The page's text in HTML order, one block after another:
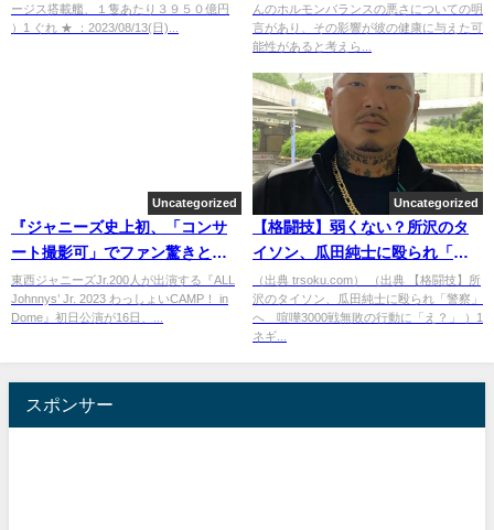
★]
ージス搭載艦、１隻あたり３９５０億円
）1 ぐれ ★ ：2023/08/13(日)...
んのホルモンバランスの悪さについての明
言があり、その影響が彼の健康に与えた可
能性があると考えら...
Uncategorized
『ジャニーズ史上初、「コンサ
ート撮影可」でファン驚きと歓
喜』
東西ジャニーズJr.200人が出演する『ALL
Johnnys’ Jr. 2023 わっしょいCAMP！ in
Dome』初日公演が16日、...
Uncategorized
【格闘技】弱くない？所沢のタ
イソン、瓜田純士に殴られ「警
察」へ 喧嘩3000戦無敗の行動
に「え？」 [ネギうどん★]
（出典 trsoku.com） （出典 【格闘技】所
沢のタイソン、瓜田純士に殴られ「警察」
へ 喧嘩3000戦無敗の行動に「え？」 ）1
ネギ...
スポンサー